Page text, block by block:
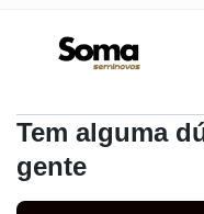
Tem alguma
gente